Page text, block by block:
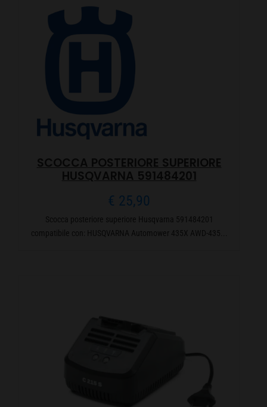
SCOCCA POSTERIORE SUPERIORE
HUSQVARNA 591484201
€ 25,90
Scocca posteriore superiore Husqvarna 591484201
compatibile con: HUSQVARNA Automower 435X AWD-435...